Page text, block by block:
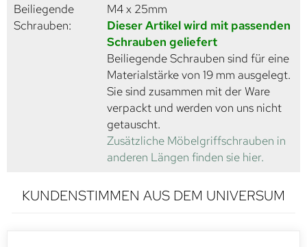
Beiliegende
Schrauben:
M4 x 25mm
Dieser Artikel wird mit passenden
Schrauben geliefert
Beiliegende Schrauben sind für eine
Materialstärke von 19 mm ausgelegt.
Sie sind zusammen mit der Ware
verpackt und werden von uns nicht
getauscht.
Zusätzliche Möbelgriffschrauben in
anderen Längen finden sie hier.
KUNDENSTIMMEN AUS DEM UNIVERSUM